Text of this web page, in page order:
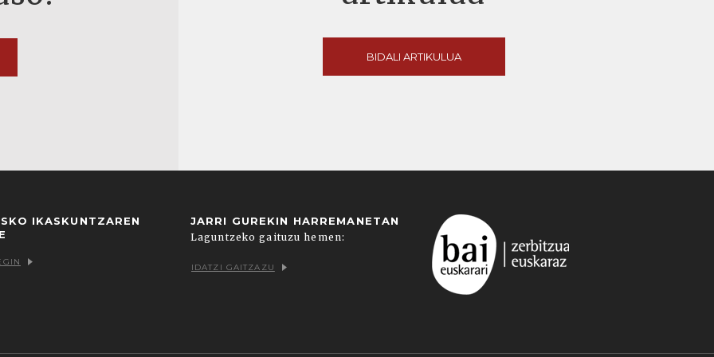
BIDALI ARTIKULUA
IKASKUNTZAREN
JARRI GUREKIN HARREMANETAN
Laguntzeko gaituzu hemen:
IDATZI GAITZAZU